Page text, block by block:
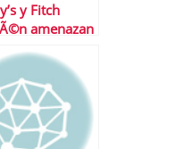
y Fitch
amenazan